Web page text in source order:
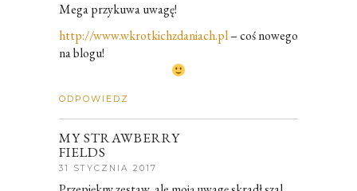
Mega przykuwa uwagę!
http://www.wkrotkichzdaniach.pl– coś nowego
na blogu!
ODPOWIEDZ
MY STRAWBERRY
FIELDS
31 STYCZNIA 2017